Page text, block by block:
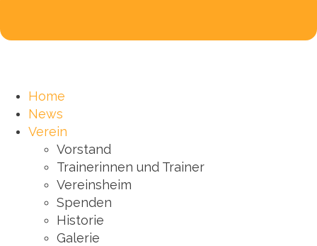
Home
News
Verein
Vorstand
Trainerinnen und Trainer
Vereinsheim
Spenden
Historie
Galerie